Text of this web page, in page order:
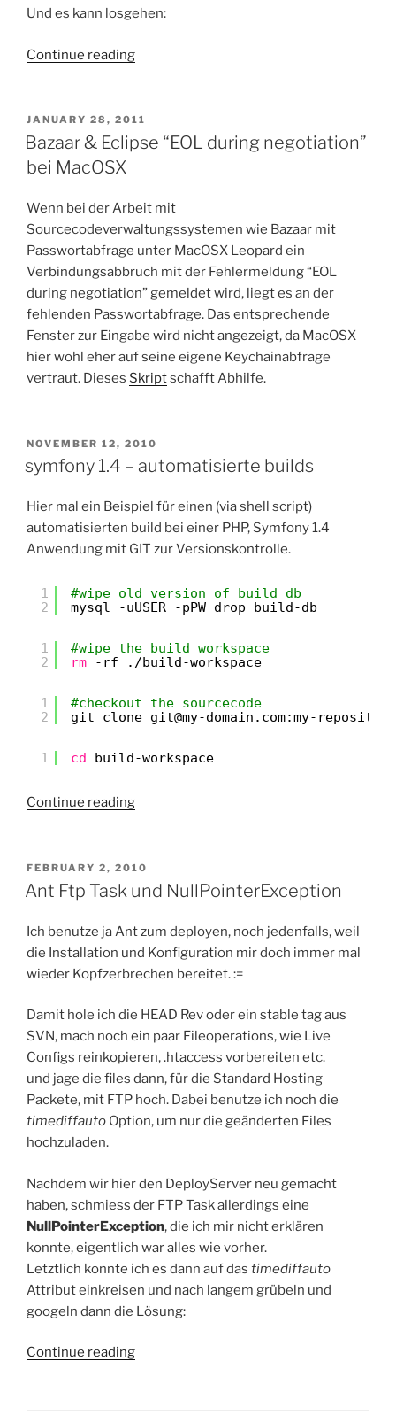
Und es kann losgehen:
Continue reading“3
im
Deploy”
POSTED
ON
JANUARY 28, 2011
Bazaar & Eclipse “EOL during negotiation”
bei MacOSX
Wenn bei der Arbeit mit
Sourcecodeverwaltungssystemen wie Bazaar mit
Passwortabfrage unter MacOSX Leopard ein
Verbindungsabbruch mit der Fehlermeldung “EOL
during negotiation” gemeldet wird, liegt es an der
fehlenden Passwortabfrage. Das entsprechende
Fenster zur Eingabe wird nicht angezeigt, da MacOSX
hier wohl eher auf seine eigene Keychainabfrage
vertraut. Dieses Skriptschafft Abhilfe.
POSTED
NOVEMBER 12, 2010
symfony 1.4 – automatisierte builds
Hier mal ein Beispiel für einen (via shell script)
automatisierten build bei einer PHP, Symfony 1.4
Anwendung mit GIT zur Versionskontrolle.
1
2
#wipe old version of build db
mysql -uUSER -pPW drop build-db
1
2
#wipe the build workspace
rm
-rf . /build-workspace
1
2
#checkout the sourcecode
git clone git@my-domain.com:my-
1 cd build-workspace
Continue reading“symfony
automatisierte
builds”
POSTED
ON
FEBRUARY 2, 2010
Ant Ftp Task und NullPointerException
Ich benutze ja Ant zum deployen, noch jedenfalls, weil
die Installation und Konfiguration mir doch immer mal
wieder Kopfzerbrechen bereitet. :=
Damit hole ich die HEAD Rev oder ein stable tag aus
SVN, mach noch ein paar Fileoperations, wie Live
Configs reinkopieren, .htaccess vorbereiten etc.
und jage die files dann, für die Standard Hosting
Packete, mit FTP hoch. Dabei benutze ich noch die
timediffauto Option, um nur die geänderten Files
hochzuladen.
Nachdem wir hier den DeployServer neu gemacht
haben, schmiess der FTP Task allerdings eine
NullPointerException, die ich mir nicht erklären
konnte, eigentlich war alles wie vorher.
Letztlich konnte ich es dann auf das timediffauto
Attribut einkreisen und nach langem grübeln und
googeln dann die Lösung:
Continue reading“Ant